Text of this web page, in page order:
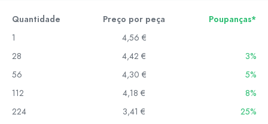
Quantidade Preço por peça
Poupanças*
1
4,56 €
28
4,42 €
3%
56
4,30 €
5%
112
4,18 €
8%
224
3,41 €
25%